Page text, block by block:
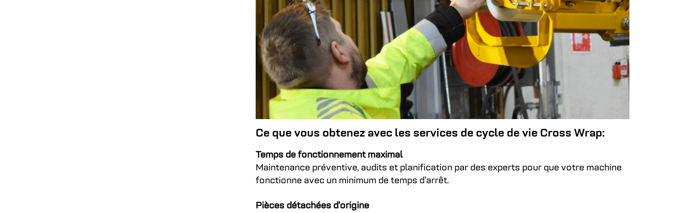
Ce que vous obtenez avec les services de cycle de vie Cross Wrap:
Temps de fonctionnement maximal
Maintenance préventive, audits et planification par des experts pour que votre machine
fonctionne avec un minimum de temps d’arrêt.
Pièces détachées d’origine